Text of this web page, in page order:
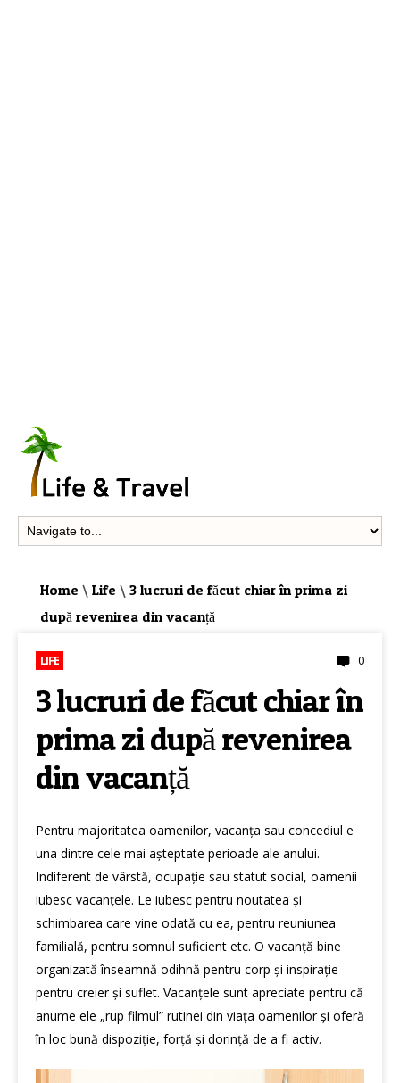
Home \ Life \ 3 lucruri de făcut chiar în prima zi
după revenirea din vacanță
LIFE 0
3 lucruri de făcut chiar în
prima zi după revenirea
din vacanță
Pentru majoritatea oamenilor, vacanța sau concediul e
una dintre cele mai așteptate perioade ale anului.
Indiferent de vârstă, ocupație sau statut social, oamenii
iubesc vacanțele. Le iubesc pentru noutatea și
schimbarea care vine odată cu ea, pentru reuniunea
familială, pentru somnul suficient etc. O vacanță bine
organizată înseamnă odihnă pentru corp și inspirație
pentru creier și suflet. Vacanțele sunt apreciate pentru că
anume ele „rup filmul” rutinei din viața oamenilor și oferă
în loc bună dispoziție, forță și dorință de a fi activ.